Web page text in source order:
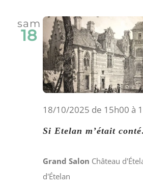
sam
18
Si Etelan m’était
18/10/2025 de 15h00 à
Grand Salon Château
d'Ételan